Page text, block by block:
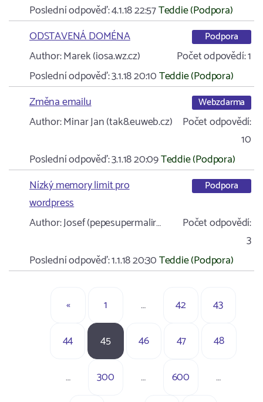
Poslední odpověď:4.1.18 22:57Teddie (Podpora)
ODSTAVENÁ DOMÉNA
Podpora
Author:Marek (iosa.wz.cz) Počet odpovědí:1
Poslední odpověď:3.1.18 20:10Teddie (Podpora)
Změna emailu
Webzdarma
Author:Minar Jan (tak8.euweb.cz)
Počet odpovědí:
10
Poslední odpověď:3.1.18 20:09Teddie (Podpora)
Nízký memory limit pro
wordpress
Podpora
Author:Josef (pepesupermalir…
Počet odpovědí:
3
Poslední odpověď:1.1.18 20:30Teddie (Podpora)
« 1 … 42 43
44 45 46 47 48
… 300 … 600 …